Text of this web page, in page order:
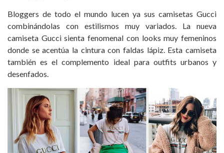
Bloggers de todo el mundo lucen ya sus camisetas Gucci
combinándolas con estilismos muy variados. La nueva
camiseta Gucci sienta fenomenal con looks muy femeninos
donde se acentúa la cintura con faldas lápiz. Esta camiseta
también es el complemento ideal para outfits urbanos y
desenfados.